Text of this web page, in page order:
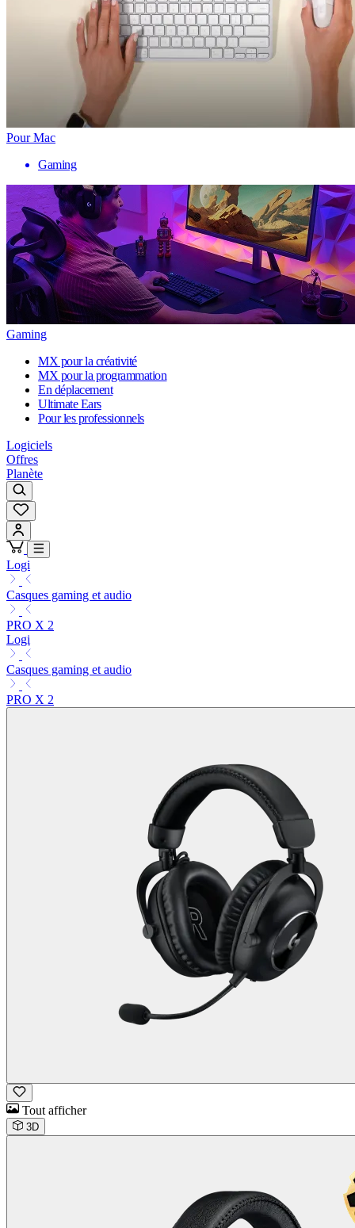
Pour Mac
Gaming
Gaming
MX pour la créativité
MX pour la programmation
En déplacement
Ultimate Ears
Pour les professionnels
Logiciels
Offres
Planète
Logi
Casques gaming et audio
PRO X 2
Logi
Casques gaming et audio
PRO X 2
Tout afficher
3D